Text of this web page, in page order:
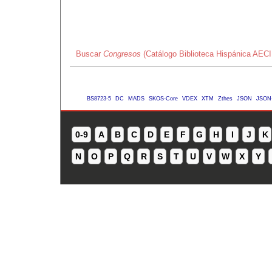
Buscar Congresos (Catálogo Biblioteca Hispánica
BS8723-5 DC MADS SKOS-Core VDEX XTM Zthes JSON
0-9 A B C D E F G H I J K
N O P Q R S T U V W X Y